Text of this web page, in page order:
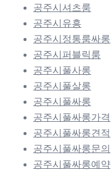
공주시셔츠룸
공주시유흥
공주시정통룸싸롱
공주시퍼블릭룸
공주시풀사롱
공주시풀살롱
공주시풀싸롱
공주시풀싸롱가격
공주시풀싸롱견적
공주시풀싸롱문의
공주시풀싸롱예약